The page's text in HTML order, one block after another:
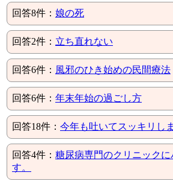
回答8件： 娘の死
回答2件： 立ち直れない
回答6件： 風邪のひき始めの民間療法
回答6件： 年末年始の過ごし方
回答18件： 今年も吐いてスッキリし
回答4件： 糖尿病専門のクリニックに
す。